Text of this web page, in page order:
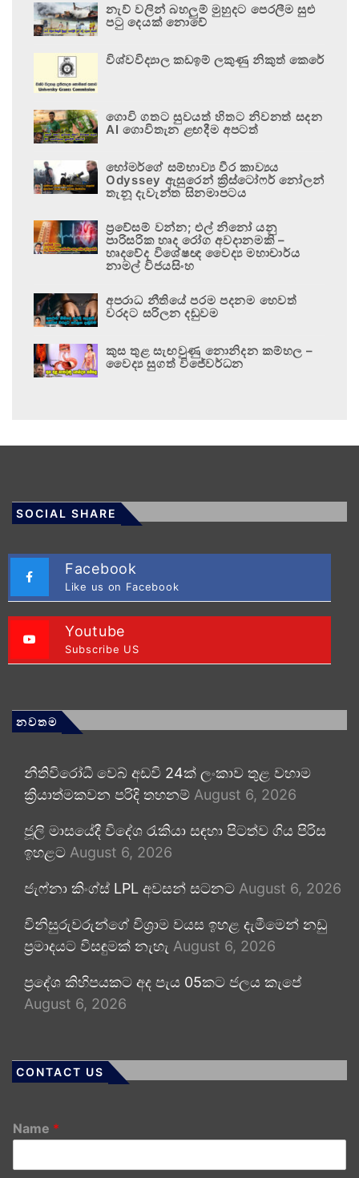
නැව් වලින් බහලුම් මුහුදට පෙරලීම සුළු
පටු දෙයක් නොවේ
විශ්වවිද්‍යාල කඩඉම් ලකුණු නිකුත් කෙරේ
ගොවි ගතට සුවයත් හිතට නිවනත් සදන
AI ගොවිතැන ළඟදීම අපටත්
හෝමර්ගේ සම්භාව්‍ය වීර කාව්‍යය
Odyssey ඇසුරෙන් ක්‍රිස්ටෝෆර් නෝලන්
තැනූ දැවැන්ත සිනමාපටය
ප්‍රවේසම් වන්න; එල් නිනෝ යනු
පාරිසරික හෘද රෝග අවදානමකි –
හෘදවේද විශේෂඥ වෛද්‍ය මහාචාර්ය
නාමල් විජයසිංහ
අපරාධ නීතියේ පරම පදනම හෙවත්
වරදට සරිලන දඬුවම
කුස තුළ සැඟවුණු නොනිදන කම්හල –
වෛද්‍ය සුගත් විජේවර්ධන
SOCIAL SHARE
Facebook
Like us on Facebook
Youtube
Subscribe US
නවතම
නීතිවිරෝධී වෙබ් අඩවි 24ක් ලංකාව තුළ වහාම
ක්‍රියාත්මකවන පරිදි තහනම් August 6, 2026
ජූලි මාසයේදී විදේශ රැකියා සඳහා පිටත්ව ගිය පිරිස
ඉහළට August 6, 2026
ජැෆ්නා කිංග්ස් LPL අවසන් සටනට August 6, 2026
විනිසුරුවරුන්ගේ විශ්‍රාම වයස ඉහළ දැමීමෙන් නඩු
ප්‍රමාදයට විසඳුමක් නැහැ August 6, 2026
ප්‍රදේශ කිහිපයකට අද පැය 05කට ජලය කැපේ
August 6, 2026
CONTACT US
Name *